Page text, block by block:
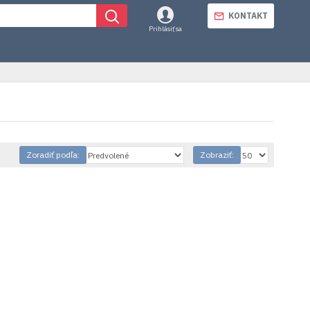
Prihlásiť sa
KONTAKT
Zoradiť podľa: Zobraziť: